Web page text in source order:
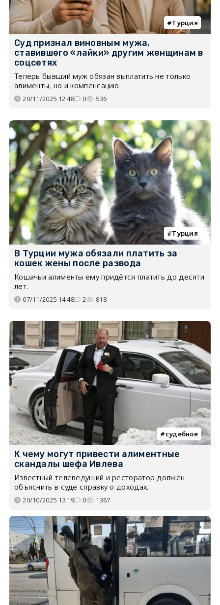
Турция
Суд признал виновным мужа,
ставившего «лайки» другим женщинам в
соцсетях
Теперь бывший муж обязан выплатить не только
алименты, но и компенсацию.
20/11/2025 12:48 0 536
Турция
В Турции мужа обязали платить за
кошек жены после развода
Кошачьи алименты ему придётся платить до десяти
лет.
07/11/2025 14:48 2 818
судебное
К чему могут привести алиментные
скандалы шефа Ивлева
Известный телеведущий и ресторатор должен
объяснить в суде справку о доходах.
20/10/2025 13:19 0 1367